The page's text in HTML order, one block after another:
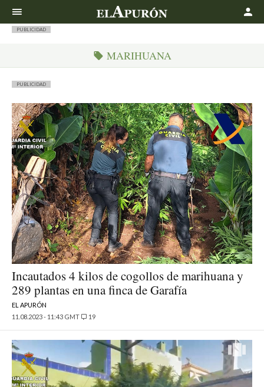
PUBLICIDAD
MARIHUANA
PUBLICIDAD
Incautados 4 kilos de cogollos de marihuana y
289 plantas en una finca de Garafía
EL APURÓN
11.08.2023 - 11:43 GMT
19